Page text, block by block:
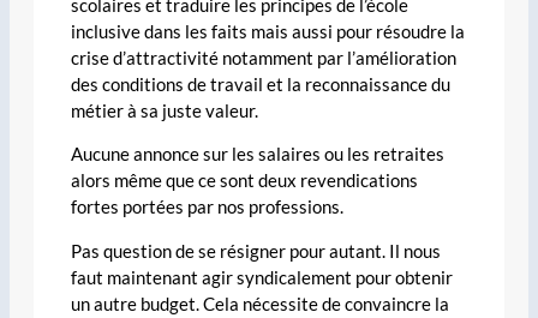
scolaires et traduire les principes de l’école
inclusive dans les faits mais aussi pour résoudre la
crise d’attractivité notamment par l’amélioration
des conditions de travail et la reconnaissance du
métier à sa juste valeur.
Aucune annonce sur les salaires ou les retraites
alors même que ce sont deux revendications
fortes portées par nos professions.
Pas question de se résigner pour autant. Il nous
faut maintenant agir syndicalement pour obtenir
un autre budget. Cela nécessite de convaincre la